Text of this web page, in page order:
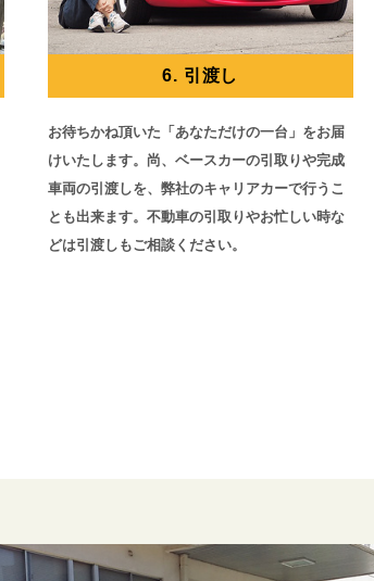
6. 引渡し
お待ちかね頂いた「あなただけの一台」をお届
けいたします。尚、ベースカーの引取りや完成
車両の引渡しを、弊社のキャリアカーで行うこ
とも出来ます。不動車の引取りやお忙しい時な
どは引渡しもご相談ください。